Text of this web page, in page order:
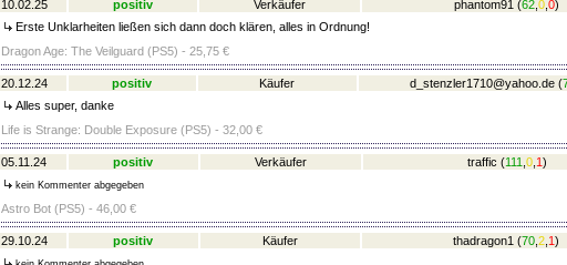
10.02.25 positiv Verkäufer phantom91 (62, 0, 0)
Erste Unklarheiten ließen sich dann doch klären, alles in Ordnung!
Dragon Age: The Veilguard (PS5) - 25,75 €
20.12.24 positiv Käufer d_stenzler1710@yahoo.de (
Alles super, danke
Life is Strange: Double Exposure (PS5) - 32,00 €
05.11.24 positiv Verkäufer traffic (111 0, 1)
kein Kommenter abgegeben
Astro Bot (PS5) - 46,00 €
29.10.24 positiv Käufer thadragon1 (70 2 1)